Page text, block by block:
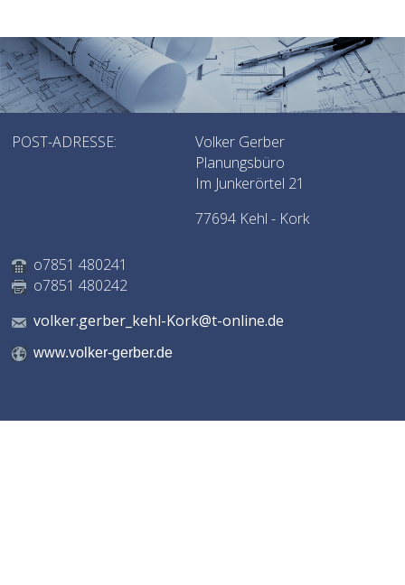
POST-ADRESSE:
Volker Gerber
Planungsbüro
Im Junkerörtel 21
77694 Kehl - Kork
o7851 480241
o7851 480242
volker.gerber_kehl-Kork@t-online.de
www.volker-gerber.de